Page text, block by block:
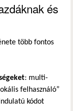
és
több fontos
: multi-
felhasználó”
kódot